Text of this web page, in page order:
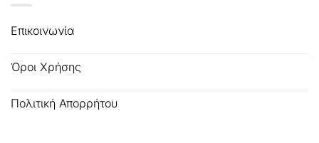
Επικοινωνία
Όροι Χρήσης
Πολιτική Απορρήτου